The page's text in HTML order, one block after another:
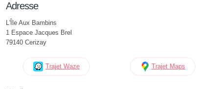
Adresse
L'Île Aux Bambins
1 Espace Jacques Brel
79140 Cerizay
Trajet Waze Trajet Maps